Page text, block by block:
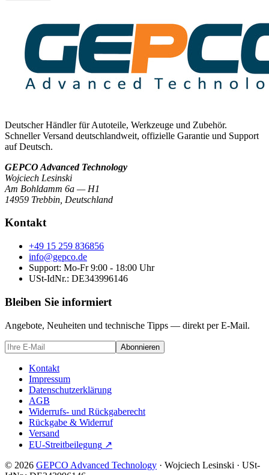
Deutscher Händler für Autoteile, Werkzeuge und Zubehör.
Schneller Versand deutschlandweit, offizielle Garantie und Support
auf Deutsch.
GEPCO Advanced Technology
Wojciech Lesinski
Am Bohldamm 6a — H1
14959 Trebbin Deutschland
Kontakt
+49 15 259 836856
info@gepco.de
Support: Mo-Fr 9:00 - 18:00 Uhr
USt-IdNr.: DE343996146
Bleiben Sie informiert
Angebote, Neuheiten und technische Tipps — direkt per E-Mail.
Abonnieren
Kontakt
Impressum
Datenschutzerklärung
AGB
Widerrufs- und Rückgaberecht
Rückgabe & Widerruf
Versand
EU-Streitbeilegung ↗
© 2026 GEPCO Advanced Technology · Wojciech Lesinski · USt-